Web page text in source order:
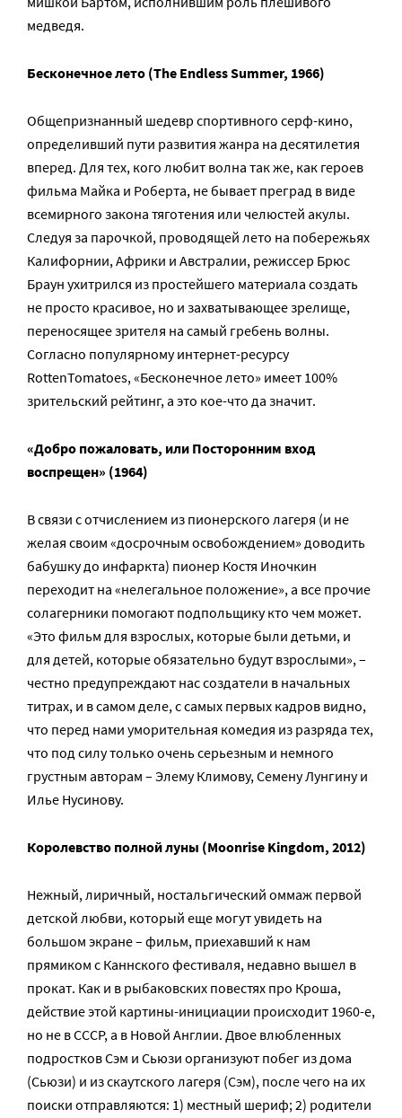
медведя.
Бесконечное лето (The Endless Summer, 1966)
Общепризнанный шедевр спортивного серф-кино,
определивший пути развития жанра на десятилетия
вперед. Для тех, кого любит волна так же, как героев
фильма Майка и Роберта, не бывает преград в виде
всемирного закона тяготения или челюстей акулы.
Следуя за парочкой, проводящей лето на побережьях
Калифорнии, Африки и Австралии, режиссер Брюс
Браун ухитрился из простейшего материала создать
не просто красивое, но и захватывающее зрелище,
переносящее зрителя на самый гребень волны.
Согласно популярному интернет-ресурсу
RottenTomatoes, «Бесконечное лето» имеет 100%
зрительский рейтинг, а это кое-что да значит.
«Добро пожаловать, или Посторонним вход
воспрещен» (1964)
В связи с отчислением из пионерского лагеря (и не
желая своим «досрочным освобождением» доводить
бабушку до инфаркта) пионер Костя Иночкин
переходит на «нелегальное положение», а все прочие
солагерники помогают подпольщику кто чем может.
«Это фильм для взрослых, которые были детьми, и
для детей, которые обязательно будут взрослыми», –
честно предупреждают нас создатели в начальных
титрах, и в самом деле, с самых первых кадров видно,
что перед нами уморительная комедия из разряда тех,
что под силу только очень серьезным и немного
грустным авторам – Элему Климову, Семену Лунгину и
Илье Нусинову.
Королевство полной луны (Moonrise Kingdom, 2012)
Нежный, лиричный, ностальгический оммаж первой
детской любви, который еще могут увидеть на
большом экране – фильм, приехавший к нам
прямиком с Каннского фестиваля, недавно вышел в
прокат. Как и в рыбаковских повестях про Кроша,
действие этой картины-инициации происходит 1960-е,
но не в СССР, а в Новой Англии. Двое влюбленных
подростков Сэм и Сьюзи организуют побег из дома
(Сьюзи) и из скаутского лагеря (Сэм), после чего на их
поиски отправляются: 1) местный шериф; 2) родители